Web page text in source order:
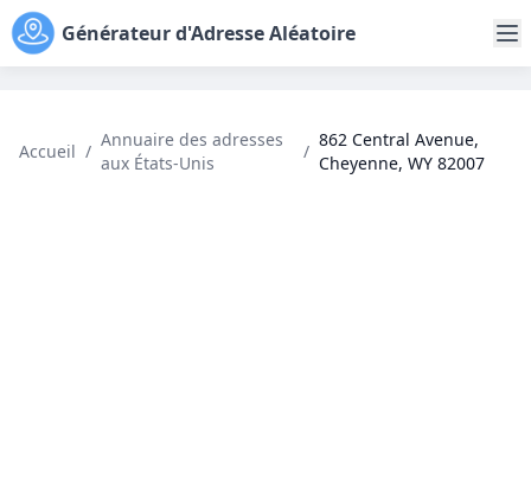
Générateur d'Adresse Aléatoire
Accueil /
Annuaire des adresses
aux États-Unis
/
862 Central Avenue,
Cheyenne, WY 82007